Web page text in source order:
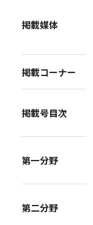
掲載媒体
掲載コーナー
掲載号目次
第一分野
第二分野